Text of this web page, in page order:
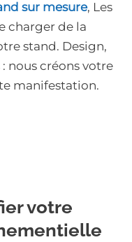
sur mesure, Les
charger de la
stand. Design,
nous créons votre
manifestation.
votre